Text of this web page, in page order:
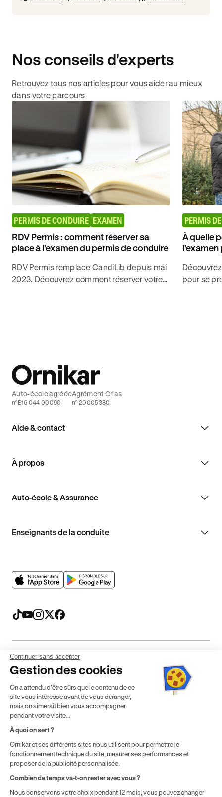
Nos conseils d'experts
Retrouvez tous nos articles pour vous aider au mieux
dans votre parcours
PERMIS DE CONDUIRE EXAMEN
RDV Permis : comment réserver sa
place à l'examen du permis de conduire
RDV Permis remplace CandiLib depuis mai
2023. Découvrez comment réserver votre
PERMIS
À quelle
pour se
Aide & contact
À propos
Auto-école & Assurance
Enseignants de la conduite
Auto-école agréée
n°E16 044 00090
Agrément Orias
n° 20005380
Mentions légales CGV CGU Politique de confidentialité
* Détail des conditions de nos offres
localisation géographique et du type de formules que vous
achetez comme détaillé dans nosConditions Générales de
Vente.
Continuer sans accepter
Gestion des cookies
On a attendu d'être sûrs que le contenu de ce
site vous intéresse avant de vous déranger,
mais on aimerait bien vous accompagner
pendant votre visite...
À quoi on sert ?
Ornikar et ses différents sites nous utilisent pour permettre le
fonctionnement technique du site, mesurer ses performances et
proposer de la publicité personnalisée.
Combien de temps va-t-on rester avec vous ?
Nous conservons votre choix pendant 12 mois, vous pouvez changer